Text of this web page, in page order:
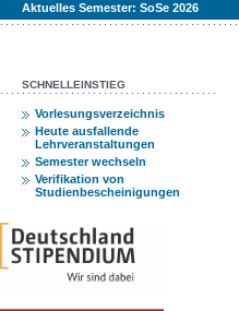
Aktuelles Semester: SoSe 2026
SCHNELLEINSTIEG
Vorlesungsverzeichnis
Heute ausfallende
Lehrveranstaltungen
Semester wechseln
Verifikation von
Studienbescheinigungen